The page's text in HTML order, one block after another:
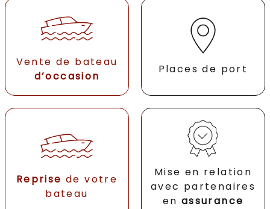
Vente de bateau
d’occasion
Places de port
Reprise de votre
bateau
Mise en relation
avec partenaires
en assurance